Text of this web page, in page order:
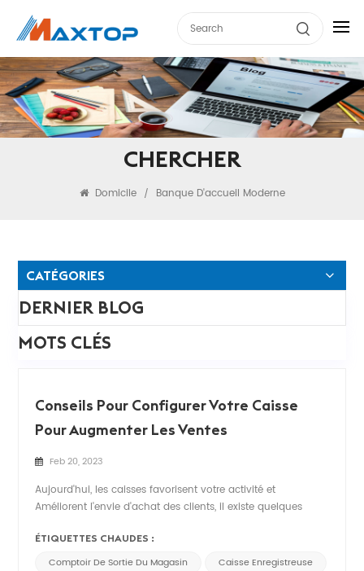
CHERCHER
Domicile / Banque D'accueil Moderne
CATÉGORIES
DERNIER BLOG
MOTS CLÉS
Conseils Pour Configurer Votre Caisse
Pour Augmenter Les Ventes
Feb 20, 2023
Aujourd'hui, les caisses favorisent votre activité et
Améliorent l'envie d'achat des clients, il existe quelques
le processus de caissier en une expérience pour augmenter
les revenus.1. Selon l'ergonomie, lorsqu'un adulte se tient
ÉTIQUETTES CHAUDES :
Comptoir De Sortie Du Magasin
Caisse Enregistreuse